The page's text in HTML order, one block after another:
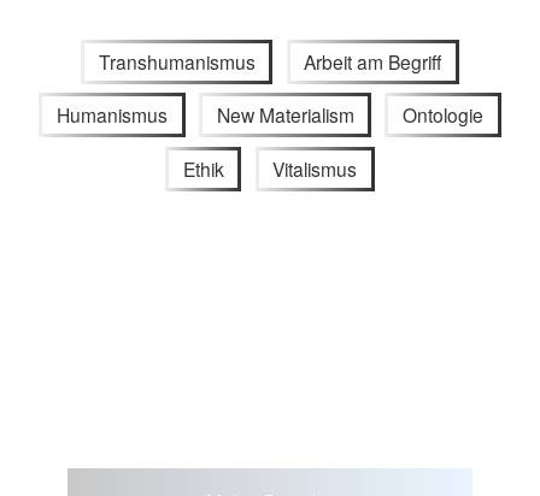
Transhumanismus Arbeit am Begriff
Humanismus New Materialism Ontologie
Ethik Vitalismus